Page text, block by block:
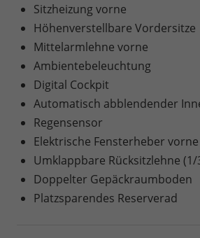
Sitzheizung vorne
Höhenverstellbare Vordersitze
Mittelarmlehne vorne
Ambientebeleuchtung
Digital Cockpit
Automatisch abblendender
Regensensor
Elektrische Fensterheber
Umklappbare Rücksitzlehne (1/
Doppelter Gepäckraumboden
Platzsparendes Reserverad